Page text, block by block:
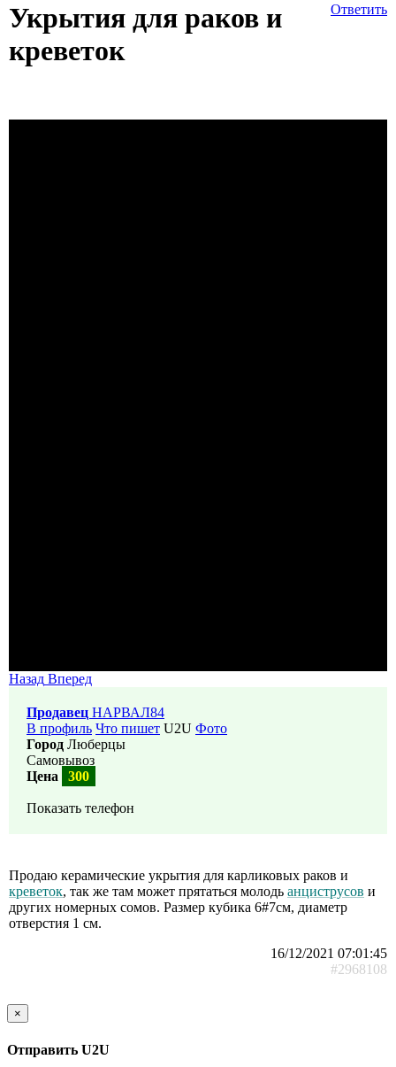
Ответить
Укрытия для раков и
креветок
Назад Вперед
Продавец НАРВАЛ84
В профиль Что пишет U2U Фото
Город Люберцы
Самовывоз
Цена
300
Показать телефон
Продаю керамические укрытия для карликовых раков и
креветок, так же там может прятаться молодь анциструсов и
других номерных сомов. Размер кубика 6#7см, диаметр
отверстия 1 см.
16/12/2021 07:01:45
#2968108
×
Отправить U2U